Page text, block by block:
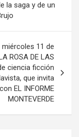
la saga y de un
11 de
ROSA DE LAS
ciencia ficción
que invita
EL INFORME
MONTEVERDE